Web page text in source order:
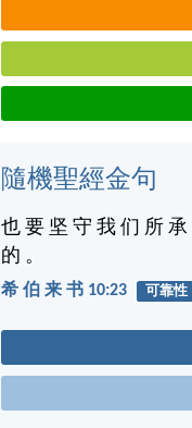
隨機聖經金句
也 要 坚 守 我 们 所
的 。
希 伯 来 书 10:23 可靠性